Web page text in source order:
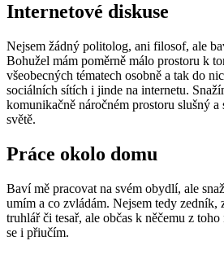
Internetové diskuse
Nejsem žádný politolog, ani filosof, ale
Bohužel mám poměrně málo prostoru k
všeobecných tématech osobně a tak do
sociálních sítích i jinde na internetu.
komunikačně náročném prostoru slušný
světě.
Práce okolo domu
Baví mě pracovat na svém obydlí, ale
umím a co zvládám. Nejsem tedy zedník,
truhlář či tesař, ale občas k něčemu z
se i přiučím.